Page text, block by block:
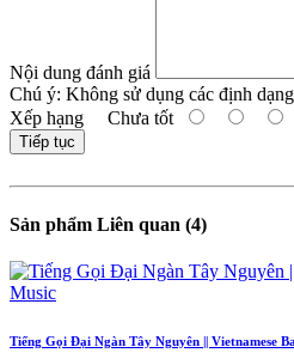
Nội dung đánh giá
Chú ý: Không sử dụng các định
Xếp hạng Chưa tốt
Tiếp tục
Sản phẩm Liên quan (4)
Tiếng Gọi Đại Ngàn Tây Nguyên || Vietnamese